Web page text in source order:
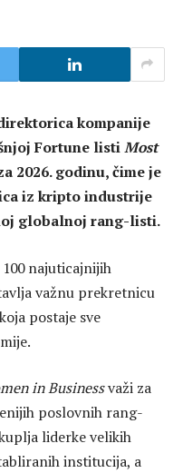
kompanije
Fortune listiMost
2026. godinu, čime je
iz kripto industrije
globalnoj rang-listi.
najuticajnijih
važnu prekretnicu
postaje sve
in Businessvaži za
poslovnih rang-
liderke velikih
institucija, a